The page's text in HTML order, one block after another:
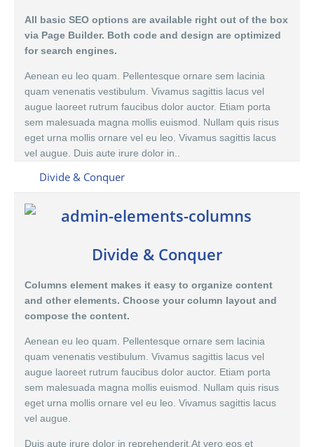
All basic SEO options are available right out of the box
via Page Builder. Both code and design are optimized
for search engines.
Aenean eu leo quam. Pellentesque ornare sem lacinia
quam venenatis vestibulum. Vivamus sagittis lacus vel
augue laoreet rutrum faucibus dolor auctor. Etiam porta
sem malesuada magna mollis euismod. Nullam quis risus
eget urna mollis ornare vel eu leo. Vivamus sagittis lacus
vel augue. Duis aute irure dolor in..
Divide & Conquer
Divide & Conquer
Columns element makes it easy to organize content
and other elements. Choose your column layout and
compose the content.
Aenean eu leo quam. Pellentesque ornare sem lacinia
quam venenatis vestibulum. Vivamus sagittis lacus vel
augue laoreet rutrum faucibus dolor auctor. Etiam porta
sem malesuada magna mollis euismod. Nullam quis risus
eget urna mollis ornare vel eu leo. Vivamus sagittis lacus
vel augue.
Duis aute irure dolor in reprehenderit.At vero eos et